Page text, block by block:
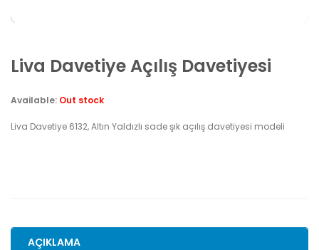
Liva Davetiye Açılış Davetiyesi
Available: Out stock
Liva Davetiye 6132, Altın Yaldızlı sade şık açılış davetiyesi modeli
AÇIKLAMA